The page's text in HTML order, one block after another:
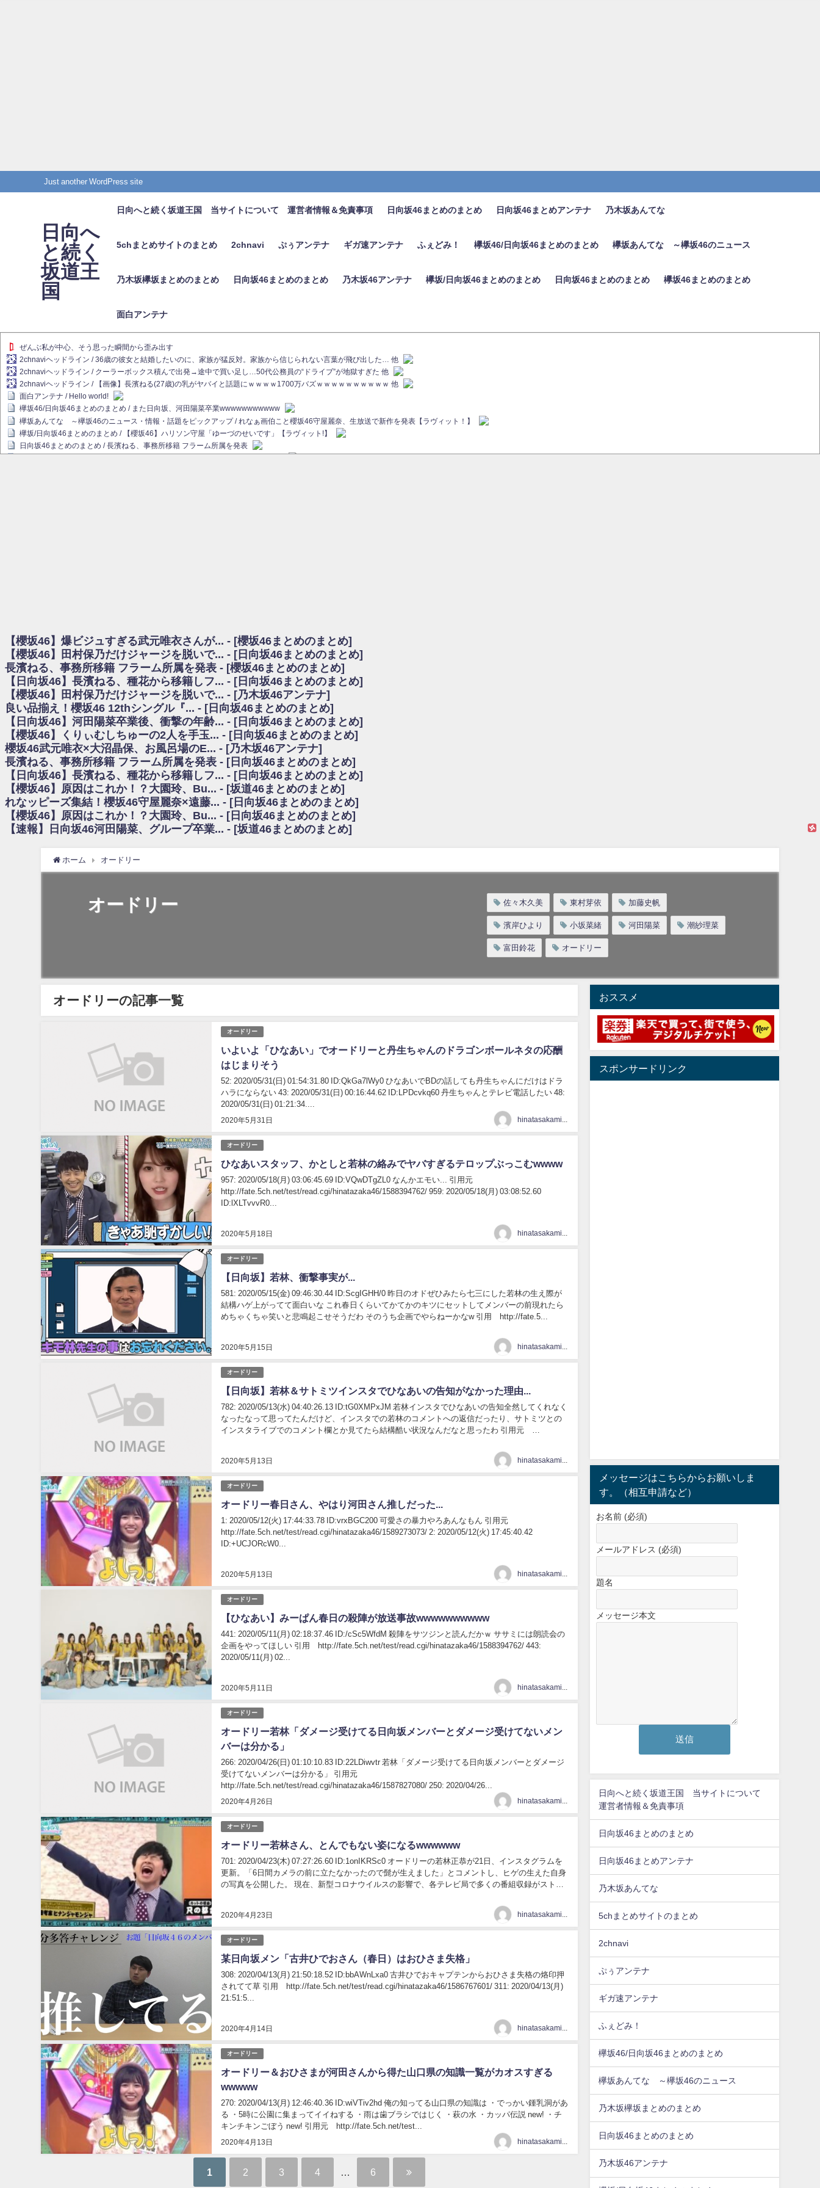
Just another WordPress site
日向へ
と続く
坂道王
国
日向へと続く坂道王国 当サイトについて 運営者情報＆免責事項 日向坂46まとめのまとめ 日向坂46まとめアンテナ 乃木坂あんてな
5chまとめサイトのまとめ 2chnavi ぷぅアンテナ ギガ速アンテナ ふぇどみ！ 欅坂46/日向坂46まとめのまとめ 欅坂あんてな ～欅坂46のニュース
乃木坂欅坂まとめのまとめ 日向坂46まとめのまとめ 乃木坂46アンテナ 欅坂/日向坂46まとめのまとめ 日向坂46まとめのまとめ 欅坂46まとめのまとめ
面白アンテナ
ぜんぶ私が中心、そう思った瞬間から歪み出す
2chnaviヘッドライン / 36歳の彼女と結婚したいのに、家族が猛反対。家族から信じられない言葉が飛び出した… 他
2chnaviヘッドライン / クーラーボックス積んで出発→途中で買い足し…50代公務員の“ドライブ”が地獄すぎた 他
2chnaviヘッドライン / 【画像】長濱ねる(27歳)の乳がヤバイと話題にｗｗｗｗ1700万バズｗｗｗｗｗｗｗｗｗｗ 他
面白アンテナ / Hello world!
欅坂46/日向坂46まとめのまとめ / また日向坂、河田陽菜卒業wwwwwwwwwww
欅坂あんてな ～欅坂46のニュース・情報・話題をピックアップ / れなぁ画伯こと櫻坂46守屋麗奈、生放送で新作を発表【ラヴィット！】
欅坂/日向坂46まとめのまとめ / 【櫻坂46】ハリソン守屋「ゆーづのせいです」【ラヴィット!】
日向坂46まとめのまとめ / 長濱ねる、事務所移籍 フラーム所属を発表
乃木坂欅坂まとめのまとめ / 【日向坂46】この月、何かあるのか！？『お願いバッハ！』ミーグリ日程がこちら
欅坂/日向坂46まとめのまとめ / 【櫻坂46】ミーグリで喧嘩！？山下瞳月、これはマジギレしてる
乃木坂46アンテナ / 【櫻坂46】ハリソン守屋「ゆーづのせいです」【ラヴィット!】
乃木坂あんてな ～乃木坂46・欅坂46・日向坂46のニュース・情報・話題をピックアップ / 良い品揃え！櫻坂46 12thシングル『Make or Break』オフィシャルグッズ絶賛販売受付中
日向坂46まとめのまとめ / 【日向坂46】この月、何かあるのか！？『お願いバッハ！』ミーグリ日程がこちら
日向坂46まとめのまとめ / 【元日向坂46】この卒業生、めちゃくちゃテレビで見かけるな
欅坂/日向坂46まとめのまとめ / 【櫻坂46】リアルミーグリであの販売も！『Make or Break』オフィシャルグッズ解禁
乃木坂46アンテナ / 【櫻坂46】ミーグリで喧嘩！？山下瞳月、これはマジギレしてる
乃木坂あんてな ～乃木坂46・欅坂46・日向坂46のニュース・情報・話題をピックアップ / れなッピーズ集結！櫻坂46守屋麗奈×遠藤理子、8/6「ラヴィット！」水曜スタジオ出演決定
日向坂46まとめのまとめ / 【日向坂46】富田鈴花、次の事務所が決まってそう！？
日向坂46まとめのまとめ / 【日向坂46】富田鈴花、次の事務所が決まってそう！？
乃木坂46アンテナ / 【日向坂46】この月、何かあるのか！？『お願いバッハ！』ミーグリ日程がこちら
乃木坂あんてな ～乃木坂46・欅坂46・日向坂46のニュース・情報・話題をピックアップ / 日向坂46卒業後初共演！佐々木久美さん、師匠オードリー若林さんと再会した結果･･･【激レアさんを連れてきた。】
欅坂46/日向坂46まとめのまとめ / 『anan』の表紙の櫻坂46さん、多様性の時代だと話題に
欅坂46/日向坂46まとめのまとめ / 日向坂46より重大発表！！！！
日向坂46まとめのまとめ / 【朗報】増田三莉音さんの生足wwwwwwwwwwww
日向坂46まとめのまとめ / 【日向坂46】五期生着ぐるみ生写真も！ 富田鈴花考案グッズ＆生写真5種が公開される
アイドル – ぷぅアンテナ / 2022年3月22日（火）のメディア情報
アイドル – ぷぅアンテナ / 【乃木坂46】井上和の『なぎおはぎ』って こんぺいとう×いちごみるく×マヨラー星人 と同じと考えてよろしいですか？
Powered by livedoor 相互RSS
【櫻坂46】爆ビジュすぎる武元唯衣さんが... - [櫻坂46まとめのまとめ]
【櫻坂46】田村保乃だけジャージを脱いで... - [日向坂46まとめのまとめ]
長濱ねる、事務所移籍 フラーム所属を発表 - [櫻坂46まとめのまとめ]
【日向坂46】長濱ねる、種花から移籍しフ... - [日向坂46まとめのまとめ]
【櫻坂46】田村保乃だけジャージを脱いで... - [乃木坂46アンテナ]
良い品揃え！櫻坂46 12thシングル『... - [日向坂46まとめのまとめ]
【日向坂46】河田陽菜卒業後、衝撃の年齢... - [日向坂46まとめのまとめ]
【櫻坂46】くりぃむしちゅーの2人を手玉... - [日向坂46まとめのまとめ]
櫻坂46武元唯衣×大沼晶保、お風呂場のE... - [乃木坂46アンテナ]
長濱ねる、事務所移籍 フラーム所属を発表 - [日向坂46まとめのまとめ]
【日向坂46】長濱ねる、種花から移籍しフ... - [日向坂46まとめのまとめ]
【櫻坂46】原因はこれか！？大園玲、Bu... - [坂道46まとめのまとめ]
れなッピーズ集結！櫻坂46守屋麗奈×遠藤... - [日向坂46まとめのまとめ]
【櫻坂46】原因はこれか！？大園玲、Bu... - [日向坂46まとめのまとめ]
【速報】日向坂46河田陽菜、グループ卒業... - [坂道46まとめのまとめ]
ホーム オードリー
オードリー 佐々木久美 東村芽依 加藤史帆
濱岸ひより 小坂菜緒 河田陽菜 潮紗理菜
富田鈴花 オードリー
オードリーの記事一覧
オードリー
いよいよ「ひなあい」でオードリーと丹生ちゃんのドラゴンボールネタの応酬
はじまりそう
2020年5月31日
52: 2020/05/31(日) 01:54:31.80 ID:QkGa7lWy0 ひなあいでBDの話しても丹生ちゃんにだけはドラ
ハラにならない 43: 2020/05/31(日) 00:16:44.62 ID:LPDcvkq60 丹生ちゃんとテレビ電話したい 48:
2020/05/31(日) 01:21:34....
オードリー
ひなあいスタッフ、かとしと若林の絡みでヤバすぎるテロップぶっこむwwww
2020年5月18日
957: 2020/05/18(月) 03:06:45.69 ID:VQwDTgZL0 なんかエモい... 引用元
http://fate.5ch.net/test/read.cgi/hinatazaka46/1588394762/ 959: 2020/05/18(月) 03:08:52.60
ID:lXLTvvvR0...
オードリー
【日向坂】若林、衝撃事実が...
2020年5月15日
581: 2020/05/15(金) 09:46:30.44 ID:ScgIGHH/0 昨日のオドぜひみたら七三にした若林の生え際が
結構ハゲ上がってて面白いな これ春日くらいてかてかのキツにセットしてメンバーの前現れたら
めちゃくちゃ笑いと悲鳴起こせそうだわ そのうち企画でやらねーかなw 引用 http://fate.5...
オードリー
【日向坂】若林＆サトミツインスタでひなあいの告知がなかった理由...
2020年5月13日
782: 2020/05/13(水) 04:40:26.13 ID:tG0XMPxJM 若林インスタでひなあいの告知全然してくれなく
なったなって思ってたんだけど、インスタでの若林のコメントへの返信だったり、サトミツとの
インスタライブでのコメント欄とか見てたら結構酷い状況なんだなと思ったわ 引用元
オードリー
オードリー春日さん、やはり河田さん推しだった...
2020年5月13日
1: 2020/05/12(火) 17:44:33.78 ID:vrxBGC200 可愛さの暴力やろあんなもん 引用元
http://fate.5ch.net/test/read.cgi/hinatazaka46/1589273073/ 2: 2020/05/12(火) 17:45:40.42
ID:+UCJORcW0...
オードリー
【ひなあい】みーぱん春日の殺陣が放送事故wwwwwwwwww
2020年5月11日
441: 2020/05/11(月) 02:18:37.46 ID:/cSc5WfdM 殺陣をサツジンと読んだかｗ ササミには朗読会の
企画をやってほしい 引用 http://fate.5ch.net/test/read.cgi/hinatazaka46/1588394762/ 443:
2020/05/11(月) 02...
オードリー
オードリー若林「ダメージ受けてる日向坂メンバーとダメージ受けてないメン
バーは分かる」
2020年4月26日
266: 2020/04/26(日) 01:10:10.83 ID:22LDiwvtr 若林「ダメージ受けてる日向坂メンバーとダメージ
受けてないメンバーは分かる」 引用元
http://fate.5ch.net/test/read.cgi/hinatazaka46/1587827080/ 250: 2020/04/26...
オードリー
オードリー若林さん、とんでもない姿になるwwwwww
2020年4月23日
701: 2020/04/23(木) 07:27:26.60 ID:1onIKRSc0 オードリーの若林正恭が21日、インスタグラムを
更新。「6日間カメラの前に立たなかったので髭が生えました」とコメントし、ヒゲの生えた自身
の写真を公開した。 現在、新型コロナウイルスの影響で、各テレビ局で多くの番組収録がストッ
オードリー
某日向坂メン「古井ひでおさん（春日）はおひさま失格」
2020年4月14日
308: 2020/04/13(月) 21:50:18.52 ID:bbAWnLxa0 古井ひでおキャプテンからおひさま失格の烙印押
されてて草 引用 http://fate.5ch.net/test/read.cgi/hinatazaka46/1586767601/ 311: 2020/04/13(月)
21:51:5...
オードリー
オードリー＆おひさまが河田さんから得た山口県の知識一覧がカオスすぎる
wwwww
2020年4月13日
270: 2020/04/13(月) 12:46:40.36 ID:wiVTiv2hd 俺の知ってる山口県の知識は ・でっかい鍾乳洞があ
る ・5時に公園に集まってイイねする ・雨は歯ブラシではじく ・萩の水 ・カッパ伝説 new! ・チ
キンチキンごぼう new! 引用元 http://fate.5ch.net/test...
1 2 3 4 6
おススメ
スポンサードリンク
メッセージはこちらからお願いしま
す。（相互申請など）
お名前 (必須)
メールアドレス (必須)
題名
メッセージ本文
日向へと続く坂道王国 当サイトについて
運営者情報＆免責事項
日向坂46まとめのまとめ
日向坂46まとめアンテナ
乃木坂あんてな
5chまとめサイトのまとめ
2chnavi
ぷぅアンテナ
ギガ速アンテナ
ふぇどみ！
欅坂46/日向坂46まとめのまとめ
欅坂あんてな ～欅坂46のニュース
乃木坂欅坂まとめのまとめ
日向坂46まとめのまとめ
乃木坂46アンテナ